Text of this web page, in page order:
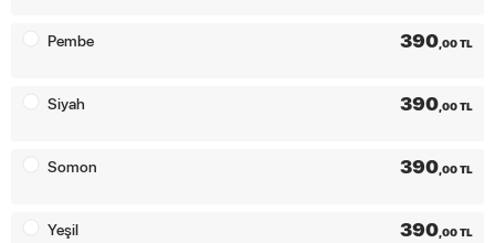
Pembe 390,00 TL
Siyah 390,00 TL
Somon 390,00 TL
Yeşil 390,00 TL